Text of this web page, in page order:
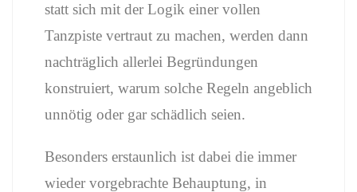
statt sich mit der Logik einer vollen
Tanzpiste vertraut zu machen, werden dann
nachträglich allerlei Begründungen
konstruiert, warum solche Regeln angeblich
unnötig oder gar schädlich seien.
Besonders erstaunlich ist dabei die immer
wieder vorgebrachte Behauptung, in